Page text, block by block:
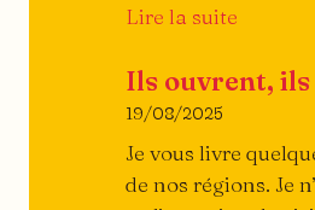
Lire la suite
Linéa
Ils ouvrent,
19/08/2025
Je vous livre
de nos régions. Je